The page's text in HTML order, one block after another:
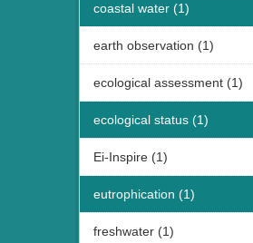
coastal water (1)
earth observation (1)
ecological assessment (1)
ecological status (1)
Ei-Inspire (1)
eutrophication (1)
freshwater (1)